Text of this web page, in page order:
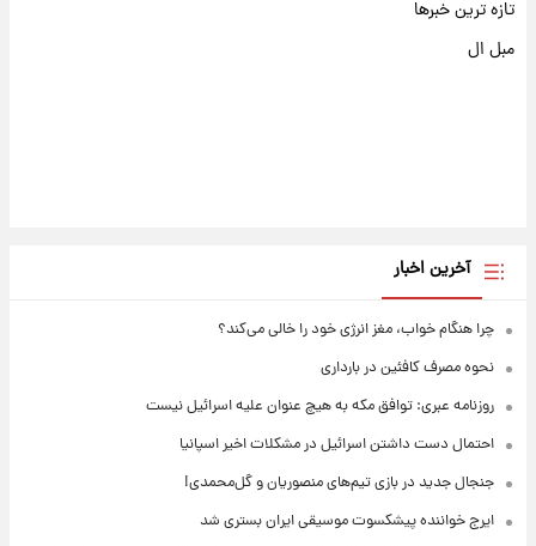
تازه ترین خبرها
مبل ال
آخرین اخبار
چرا هنگام خواب، مغز انرژی خود را خالی می‌کند؟
نحوه مصرف کافئین در بارداری
روزنامه عبری: توافق مکه به هیچ عنوان علیه اسرائیل نیست
احتمال دست داشتن اسرائیل در مشکلات اخیر اسپانیا
جنجال جدید در بازی تیم‌های منصوریان و گل‌محمدی!
ایرج خواننده پیشکسوت موسیقی ایران بستری شد